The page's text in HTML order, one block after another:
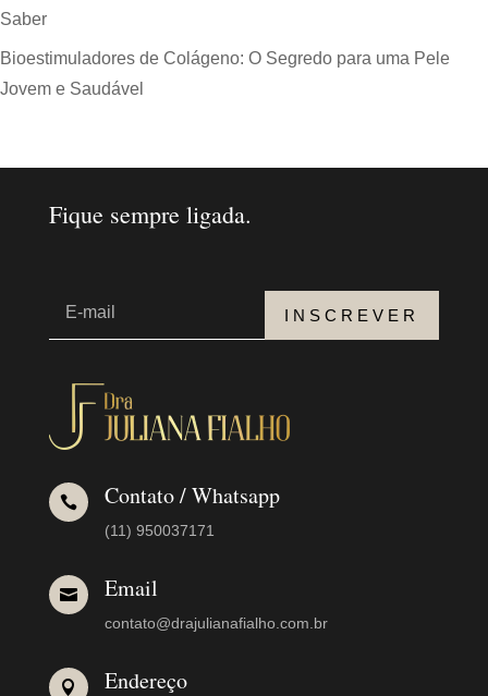
Saber
Bioestimuladores de Colágeno: O Segredo para uma Pele
Jovem e Saudável
Fique sempre ligada.
INSCREVER
 Contato / Whatsapp
(11) 950037171
 Email
contato@drajulianafialho.com.br
 Endereço